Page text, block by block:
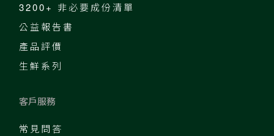
3200+ 非必要成份清單
公益報告書
產品評價
生鮮系列
客戶服務
常見問答